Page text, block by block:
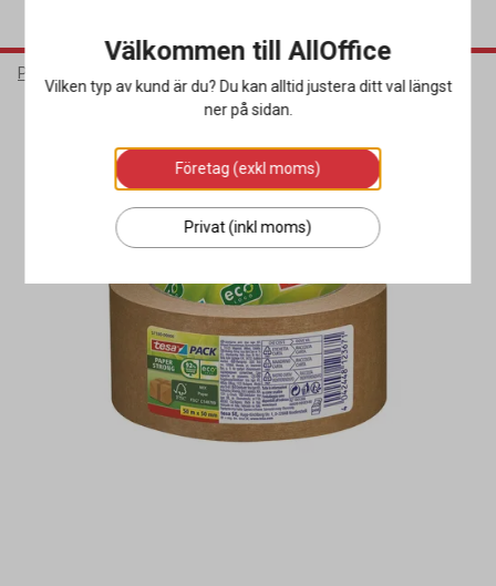
Packa & Skicka
Miljöval
Välkommen till AllOffice
Vilken typ av kund är du? Du kan alltid justera ditt val längst
ner på sidan.
Företag (exkl moms)
Privat (inkl moms)